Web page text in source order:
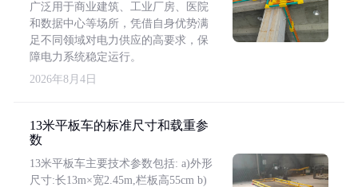
广泛用于商业建筑、工业厂房、医院
和数据中心等场所，凭借自身优势满
足不同领域对电力供应的高要求，保
障电力系统稳定运行。
2026年8月4日
13米平板车的标准尺寸和载重参
数
13米平板车主要技术参数包括: a)外形
尺寸:长13m×宽2.45m,栏板高55cm b)